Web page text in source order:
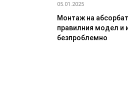
05.01.2025
Монтаж на
правилния модел и
безпроблемно